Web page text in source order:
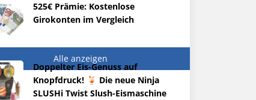
525€ Prämie: Kostenlose
Girokonten im Vergleich
Alle anzeigen
Doppelter Eis-Genuss auf
Knopfdruck! 🍹 Die neue Ninja
SLUSHi Twist Slush-Eismaschine